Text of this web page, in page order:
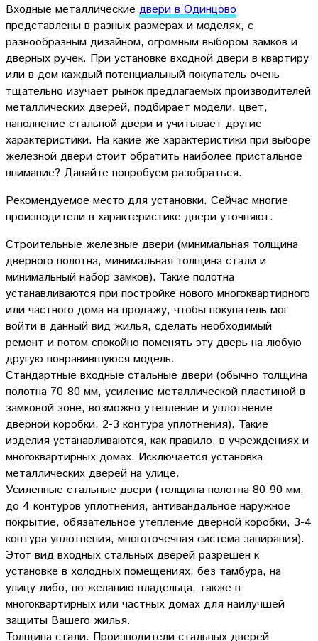
Входные металлические двери в Одинцово
представлены в разных размерах и моделях, с
разнообразным дизайном, огромным выбором замков и
дверных ручек. При установке входной двери в квартиру
или в дом каждый потенциальный покупатель очень
тщательно изучает рынок предлагаемых производителей
металлических дверей, подбирает модели, цвет,
наполнение стальной двери и учитывает другие
характеристики. На какие же характеристики при выборе
железной двери стоит обратить наиболее пристальное
внимание? Давайте попробуем разобраться.
Рекомендуемое место для установки. Сейчас многие
производители в характеристике двери уточняют:
Строительные железные двери (минимальная толщина
дверного полотна, минимальная толщина стали и
минимальный набор замков). Такие полотна
устанавливаются при постройке нового многоквартирного
или частного дома на продажу, чтобы покупатель мог
войти в данный вид жилья, сделать необходимый
ремонт и потом спокойно поменять эту дверь на любую
другую понравившуюся модель.
Стандартные входные стальные двери (обычно толщина
полотна 70-80 мм, усиление металлической пластиной в
замковой зоне, возможно утепление и уплотнение
дверной коробки, 2-3 контура уплотнения). Такие
изделия устанавливаются, как правило, в учреждениях и
многоквартирных домах. Исключается установка
металлических дверей на улице.
Усиленные стальные двери (толщина полотна 80-90 мм,
до 4 контуров уплотнения, антивандальное наружное
покрытие, обязательное утепление дверной коробки, 3-4
контура уплотнения, многоточечная система запирания).
Этот вид входных стальных дверей разрешен к
установке в холодных помещениях, без тамбура, на
улицу либо, по желанию владельца, также в
многоквартирных или частных домах для наилучшей
защиты Вашего жилья.
Толщина стали. Производители стальных дверей